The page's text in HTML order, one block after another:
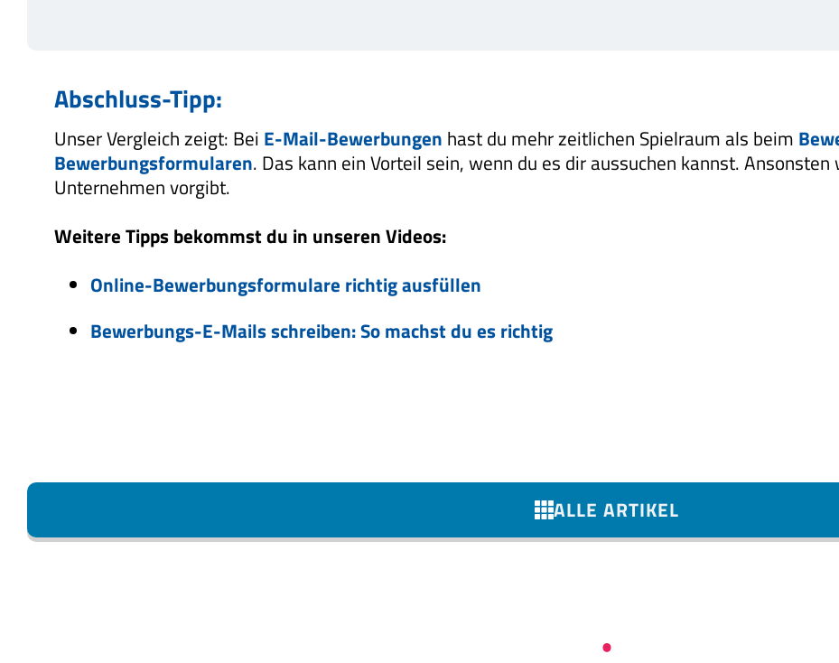
Abschluss-Tipp:
Unser Vergleich zeigt: Bei E-Mail-Bewerbungen hast du mehr zeitlichen Spielraum als beim
Bewerbungsformularen. Das kann ein Vorteil sein, wenn du es dir aussuchen kannst.
Unternehmen vorgibt.
Weitere Tipps bekommst du in unseren Videos:
Online-Bewerbungsformulare richtig ausfüllen
Bewerbungs-E-Mails schreiben: So machst du es richtig
ALLE ARTIKEL